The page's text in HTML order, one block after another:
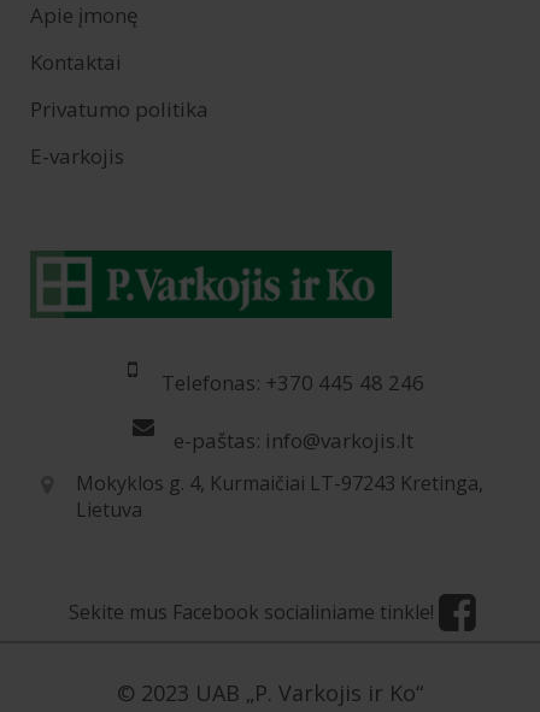
Apie įmonę
Kontaktai
Privatumo politika
E-varkojis
Telefonas: +370 445 48 246
e-paštas: info@varkojis.lt
Mokyklos g. 4, Kurmaičiai LT-97243 Kretinga,
Lietuva
Sekite mus Facebook socialiniame tinkle!
© 2023 UAB „P. Varkojis ir Ko“